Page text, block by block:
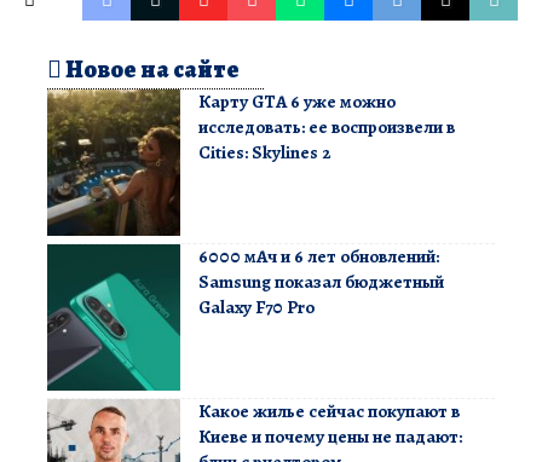
Новое на сайте
Карту GTA 6 уже можно
исследовать: ее воспроизвели в
Cities: Skylines 2
6000 мАч и 6 лет обновлений:
Samsung показал бюджетный
Galaxy F70 Pro
Какое жилье сейчас покупают в
Киеве и почему цены не падают: